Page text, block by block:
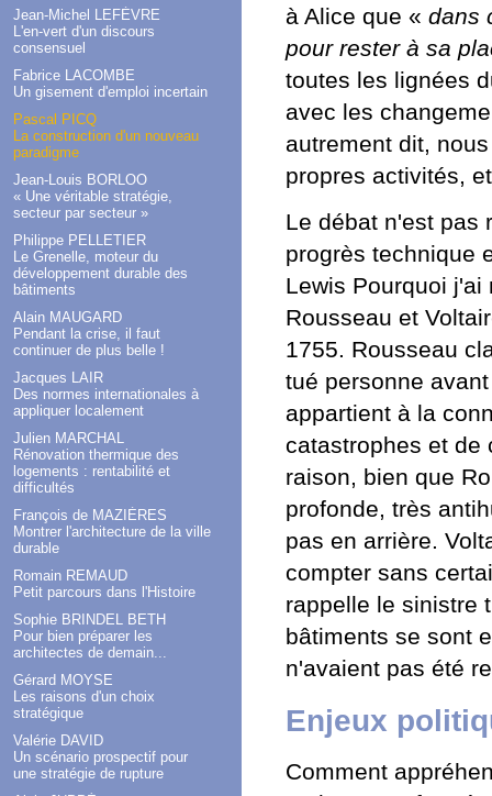
Jean-Michel LEFÈVRE
L'en-vert d'un discours
consensuel
Fabrice LACOMBE
Un gisement d'emploi incertain
Pascal PICQ
La construction d'un nouveau
paradigme
Jean-Louis BORLOO
« Une véritable stratégie,
secteur par secteur »
Philippe PELLETIER
Le Grenelle, moteur du
développement durable des
bâtiments
Alain MAUGARD
Pendant la crise, il faut
continuer de plus belle !
Jacques LAIR
Des normes internationales à
appliquer localement
Julien MARCHAL
Rénovation thermique des
logements : rentabilité et
difficultés
François de MAZIÈRES
Montrer l'architecture de la ville
durable
Romain REMAUD
Petit parcours dans l'Histoire
Sophie BRINDEL BETH
Pour bien préparer les
architectes de demain...
Gérard MOYSE
Les raisons d'un choix
stratégique
Valérie DAVID
Un scénario prospectif pour
une stratégie de rupture
à Alice que « dans
pour rester à sa
toutes les lignées
avec les
autrement dit,
propres activités,
Le débat n'est pas
progrès technique
Lewis Pourquoi
Rousseau et
1755. Rousseau
tué personne
appartient à la
catastrophes et de
raison, bien que
profonde, très
pas en arrière.
compter sans
rappelle le sinistre
bâtiments se sont
n'avaient pas été
Enjeux
Comment